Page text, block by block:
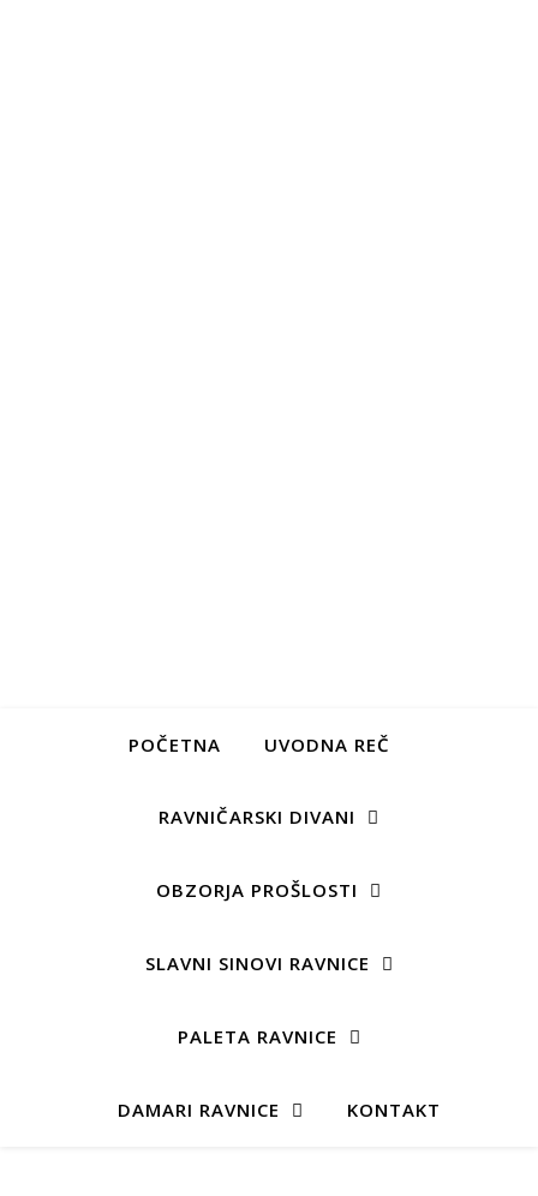
POČETNA UVODNA REČ
RAVNIČARSKI DIVANI
OBZORJA PROŠLOSTI
SLAVNI SINOVI RAVNICE
PALETA RAVNICE
DAMARI RAVNICE KONTAKT